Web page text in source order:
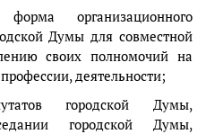
организационного
Думы для совместной
своих полномочий на
деятельности;
городской Думы,
городской Думы,